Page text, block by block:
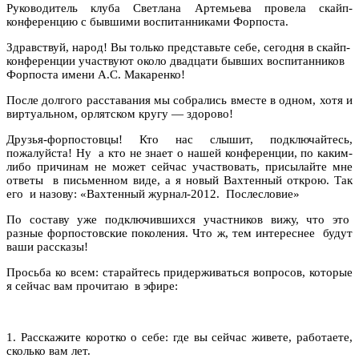
Руководитель клуба Светлана Артемьева провела скайп-
конференцию с бывшими воспитанниками Форпоста.
Здравствуй, народ! Вы только представьте себе, сегодня в скайп-
конференции участвуют около двадцати бывших воспитанников
Форпоста имени А.С. Макаренко!
После долгого расставания мы собрались вместе в одном, хотя и
виртуальном, орлятском кругу — здорово!
Друзья-форпостовцы! Кто нас слышит, подключайтесь,
пожалуйста! Ну а кто не знает о нашей конференции, по каким-
либо причинам не может сейчас участвовать, присылайте мне
ответы
в письменном виде, а я новый Вахтенный открою. Так
его и назову: «Вахтенный журнал-2012. Послесловие»
По составу уже подключившихся участников вижу, что это
разные форпостовские поколения. Что ж, тем интереснее
будут
ваши рассказы!
Просьба ко всем: старайтесь придерживаться вопросов, которые
я сейчас вам прочитаю в эфире:
1. Расскажите коротко о себе: где вы сейчас живете, работаете,
сколько вам лет.